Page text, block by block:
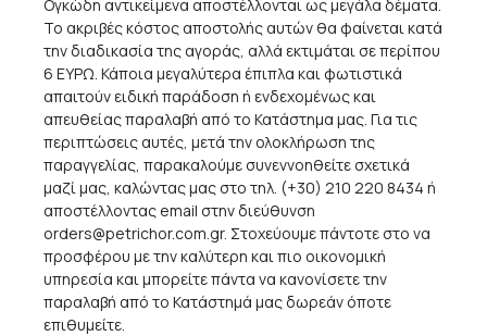
Ογκώδη αντικείμενα αποστέλλονται ως μεγάλα δέματα.
Το ακριβές κόστος αποστολής αυτών θα φαίνεται κατά
την διαδικασία της αγοράς, αλλά εκτιμάται σε περίπου
6 ΕΥΡΩ. Κάποια μεγαλύτερα έπιπλα και φωτιστικά
απαιτούν ειδική παράδοση ή ενδεχομένως και
απευθείας παραλαβή από το Κατάστημα μας. Για τις
περιπτώσεις αυτές, μετά την ολοκλήρωση της
παραγγελίας, παρακαλούμε συνεννοηθείτε σχετικά
μαζί μας, καλώντας μας στο τηλ. (+30) 210 220 8434 ή
αποστέλλοντας email στην διεύθυνση
orders@petrichor.com.gr. Στοχεύουμε πάντοτε στο να
προσφέρου με την καλύτερη και πιο οικονομική
υπηρεσία και μπορείτε πάντα να κανονίσετε την
παραλαβή από το Κατάστημά μας δωρεάν όποτε
επιθυμείτε.